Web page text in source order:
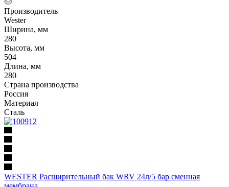
Производитель
Wester
Ширина, мм
280
Высота, мм
504
Длина, мм
280
Страна производства
Россия
Материал
Сталь
WESTER Расширительный бак WRV 24л/5 бар сменная